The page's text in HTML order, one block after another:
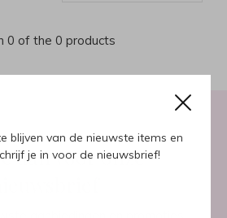
blijven van de nieuwste items en
je in voor de nieuwsbrief!
0 of the 0 products
aan voor onze